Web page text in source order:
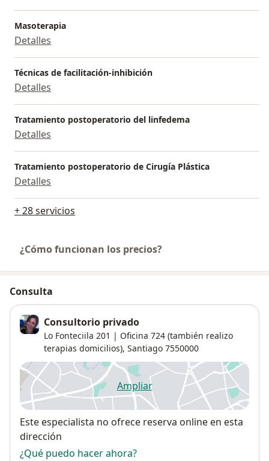
ventosas, para favorecer la relajación y liberación
miofascial.
• Convenio con Isapres.
Israelita) y atiendo domicilios adulto mayor por
empresa AISAM.
Masoterapia
Detalles
Técnicas de facilitación-inhibición
Detalles
Tratamiento postoperatorio del linfedema
Detalles
Tratamiento postoperatorio de Cirugía Plástica
Detalles
+ 28 servicios
¿Cómo funcionan los precios?
Consulta
Consultorio privado
Lo Fonteciila 201 | Oficina 724 (también realizo
terapias domicilios), Santiago 7550000
Ampliarse abre en una nueva
Disponibilidad
Este especialista no ofrece reserva online en esta
dirección
¿Qué puedo hacer ahora?